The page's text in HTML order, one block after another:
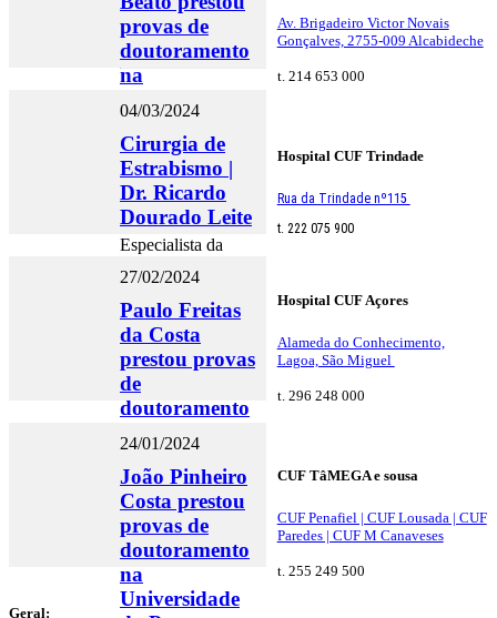
programa
Consultório do
Porto Canal
provas de
doutoramento
na
Universidade
do Porto
Especialista da
equipa de Retina
Médica da Iberoftal
na CUF Porto
04/03/2024
Cirurgia de
Estrabismo |
Dr. Ricardo
Dourado Leite
Especialista da
Oftalmológica de
Braga presente no
Porto Canal
27/02/2024
Paulo Freitas
da Costa
prestou provas
de
doutoramento
na
Universidade
do Porto
24/01/2024
João Pinheiro
Costa prestou
provas de
doutoramento
na
Universidade
Av. Brigadeiro Victor Novais
Gonçalves, 2755-009 Alcabideche
t. 214 653 000
Hospital CUF Trindade
Rua da Trindade nº115
t. 222 075 900
Hospital CUF Açores
Alameda do Conhecimento,
Lagoa, São Miguel
t. 296 248 000
CUF TâMEGA e sousa
CUF Penafiel | CUF Lousada | CUF
Paredes | CUF M Canaveses
t. 255 249 500
Geral: